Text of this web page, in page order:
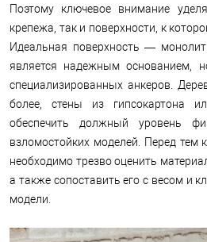
Поэтому ключевое внимание
крепежа, так и поверхности, к
Идеальная поверхность —
является надежным основанием,
специализированных анкеров.
более, стены из гипсокартона
обеспечить должный уровень
взломостойких моделей. Перед тем
необходимо трезво оценить
а также сопоставить его с весом и
модели.